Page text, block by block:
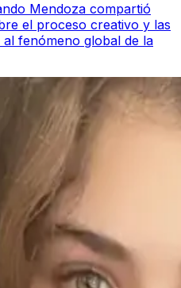
Mendoza compartió
el proceso creativo y las
fenómeno global de la